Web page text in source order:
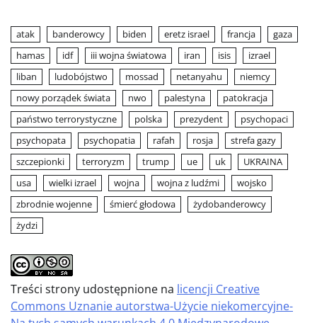
atak banderowcy biden eretz israel francja
gaza
hamas
idf iii wojna światowa iran isis
izrael
liban
ludobójstwo mossad netanyahu
niemcy
nowy porządek świata
nwo palestyna
patokracja
państwo terrorystyczne
polska prezydent
psychopaci
psychopata
psychopatia rafah rosja
strefa gazy
szczepionki
terroryzm trump ue uk
UKRAINA
usa
wielki izrael wojna wojna z ludźmi
wojsko
zbrodnie wojenne
śmierć głodowa
żydobanderowcy
żydzi
Treści strony udostępnione na licencji Creative
Commons Uznanie autorstwa-Użycie niekomercyjne-